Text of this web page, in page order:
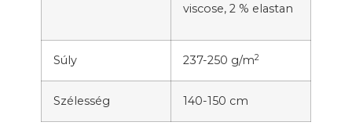
viscose, 2 % elastan
Súly 237-250 g/m2
Szélesség 140-150 cm